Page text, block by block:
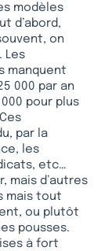
modèles
d’abord,
on
Les
manquent
000 par an
pour plus
par la
les
etc…
mais d’autres
mais tout
ou plutôt
pousses.
à fort